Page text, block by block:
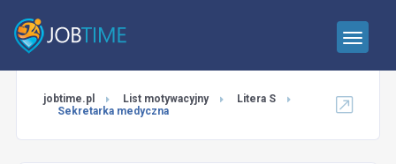
jobtime.pl List motywacyjny
Litera S
Sekretarka medyczna